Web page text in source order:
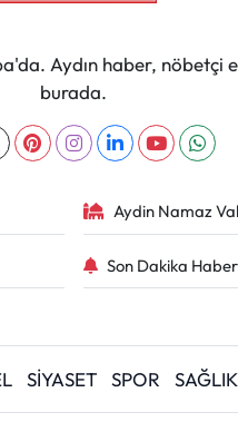
Aydın haber,
burada.
Aydin Namaz
Son Dakika
SİYASET SPOR SAĞLIK